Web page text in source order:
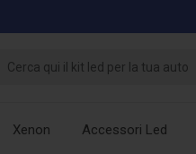
Xenon Accessori Led